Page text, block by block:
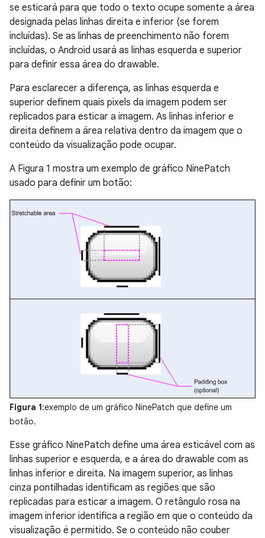
se esticará para que todo o texto ocupe somente a área
designada pelas linhas direita e inferior (se forem
incluídas). Se as linhas de preenchimento não forem
incluídas, o Android usará as linhas esquerda e superior
para definir essa área do drawable.
Para esclarecer a diferença, as linhas esquerda e
superior definem quais pixels da imagem podem ser
replicados para esticar a imagem. As linhas inferior e
direita definem a área relativa dentro da imagem que o
conteúdo da visualização pode ocupar.
A Figura 1 mostra um exemplo de gráfico NinePatch
usado para definir um botão:
Figura 1 :exemplo de um gráfico NinePatch que define um
botão.
Esse gráfico NinePatch define uma área esticável com as
linhas superior e esquerda, e a área do drawable com as
linhas inferior e direita. Na imagem superior, as linhas
cinza pontilhadas identificam as regiões que são
replicadas para esticar a imagem. O retângulo rosa na
imagem inferior identifica a região em que o conteúdo da
visualização é permitido. Se o conteúdo não couber